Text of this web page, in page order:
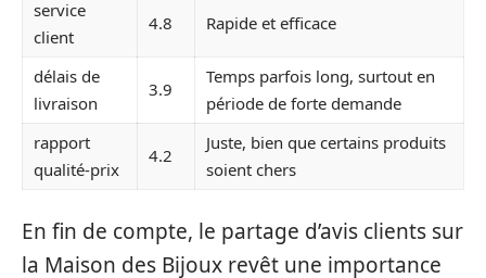
service
client
4.8 Rapide et efficace
délais de
livraison
3.9
Temps parfois long, surtout en
période de forte demande
rapport
qualité-prix
4.2
Juste, bien que certains produits
soient chers
En fin de compte, le partage d’avis clients sur
la Maison des Bijoux revêt une importance